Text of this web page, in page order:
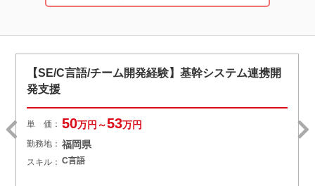
【SE/C言語/チーム開発経験】基幹システム連携開
発支援
単 価： 50万円～53万円
勤務地： 福岡県
スキル： C言語